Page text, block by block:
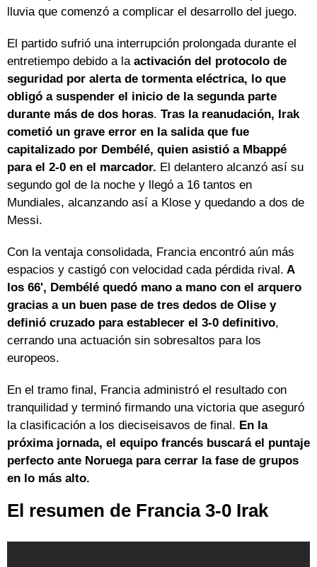
lluvia que comenzó a complicar el desarrollo del juego.
El partido sufrió una interrupción prolongada durante el
entretiempo debido a la activación del protocolo de
seguridad por alerta de tormenta eléctrica, lo que
obligó a suspender el inicio de la segunda parte
durante más de dos horas. Tras la reanudación, Irak
cometió un grave error en la salida que fue
capitalizado por Dembélé, quien asistió a Mbappé
para el 2-0 en el marcador. El delantero alcanzó así su
segundo gol de la noche y llegó a 16 tantos en
Mundiales, alcanzando así a Klose y quedando a dos de
Messi.
Con la ventaja consolidada, Francia encontró aún más
espacios y castigó con velocidad cada pérdida rival. A
los 66', Dembélé quedó mano a mano con el arquero
gracias a un buen pase de tres dedos de Olise y
definió cruzado para establecer el 3-0 definitivo,
cerrando una actuación sin sobresaltos para los
europeos.
En el tramo final, Francia administró el resultado con
tranquilidad y terminó firmando una victoria que aseguró
la clasificación a los dieciseisavos de final. En la
próxima jornada, el equipo francés buscará el puntaje
perfecto ante Noruega para cerrar la fase de grupos
en lo más alto.
El resumen de Francia 3-0 Irak